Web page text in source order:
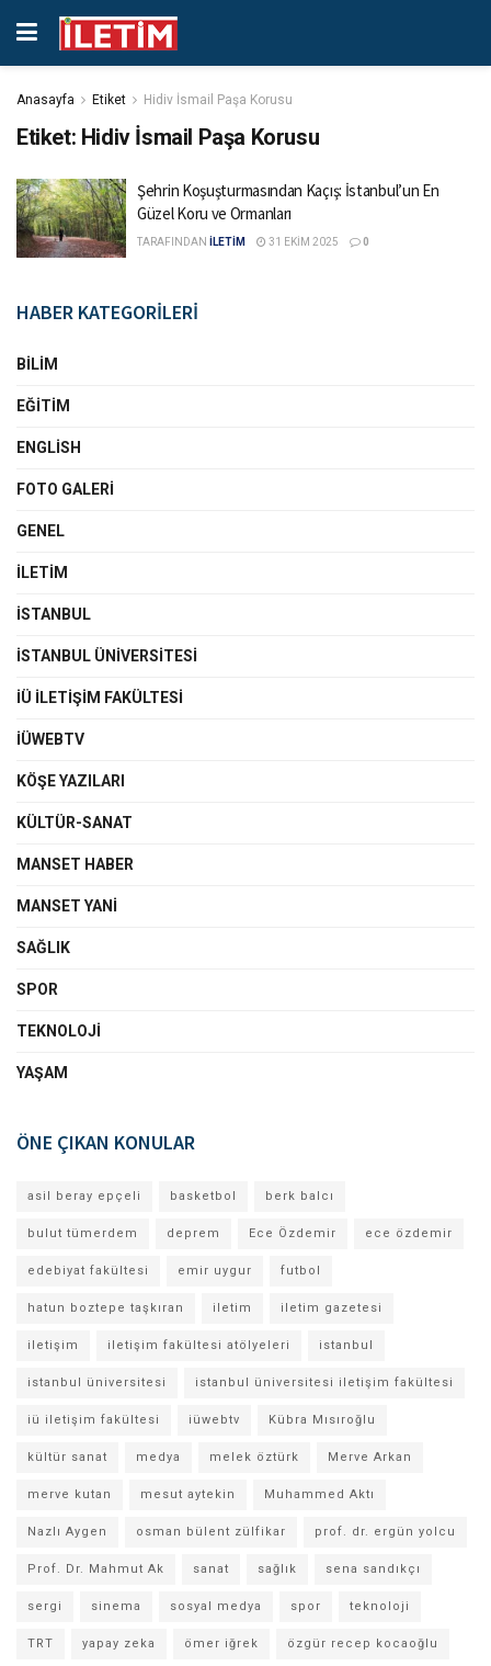
Anasayfa Etiket Hidiv İsmail Paşa Korusu
Etiket: Hidiv İsmail Paşa Korusu
Şehrin Koşuşturmasından Kaçış: İstanbul’un En
Güzel Koru ve Ormanları
TARAFINDAN İLETİM 31 EKIM 2025 0
HABER KATEGORİLERİ
BILIM
EĞITIM
ENGLISH
FOTO GALERI
GENEL
İLETIM
İSTANBUL
İSTANBUL ÜNIVERSITESI
İÜ İLETIŞIM FAKÜLTESI
İÜWEBTV
KÖŞE YAZILARI
KÜLTÜR-SANAT
MANSET HABER
MANSET YANI
SAĞLIK
SPOR
TEKNOLOJI
YAŞAM
ÖNE ÇIKAN KONULAR
asil beray epçeli basketbol berk balcı
bulut tümerdem deprem Ece Özdemir ece özdemir
edebiyat fakültesi emir uygur futbol
hatun boztepe taşkıran iletim iletim gazetesi
iletişim iletişim fakültesi atölyeleri istanbul
istanbul üniversitesi istanbul üniversitesi iletişim fakültesi
iü iletişim fakültesi iüwebtv Kübra Mısıroğlu
kültür sanat medya melek öztürk Merve Arkan
merve kutan mesut aytekin Muhammed Aktı
Nazlı Aygen osman bülent zülfikar prof. dr. ergün yolcu
Prof. Dr. Mahmut Ak sanat sağlık sena sandıkçı
sergi sinema sosyal medya spor teknoloji
TRT yapay zeka ömer iğrek özgür recep kocaoğlu